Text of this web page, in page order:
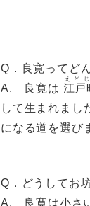
Q．良寛ってど
A. 良寛は 江戸
えど
して生まれまし
になる道を選び
Q．どうしてお
A. 良寛は小さ